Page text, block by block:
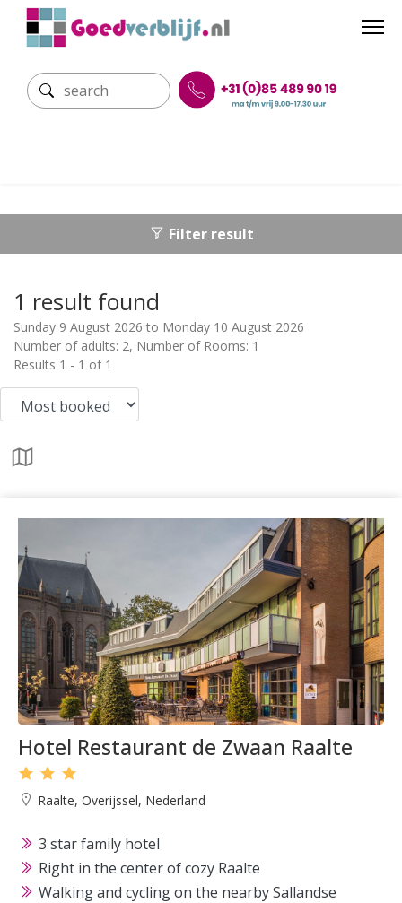
Filter result
1 result found
Sunday 9 August 2026 to Monday 10 August 2026
Number of adults: 2, Number of Rooms: 1
Results 1 - 1 of 1
Hotel Restaurant de Zwaan Raalte
Raalte, Overijssel, Nederland
3 star family hotel
Right in the center of cozy Raalte
Walking and cycling on the nearby Sallandse